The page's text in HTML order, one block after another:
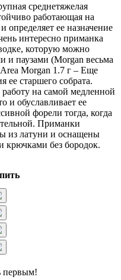
среднетяжелая
работающая на
ее назначение
интересно приманка
которую можно
и паузами (Morgan весьма
Morgan 1.7 г – Еще
ее старшего собрата.
на самой медленной
и обуславливает ее
форели тогда, когда
Приманки
из латуни и оснащены
крючками без бородок.
первым!